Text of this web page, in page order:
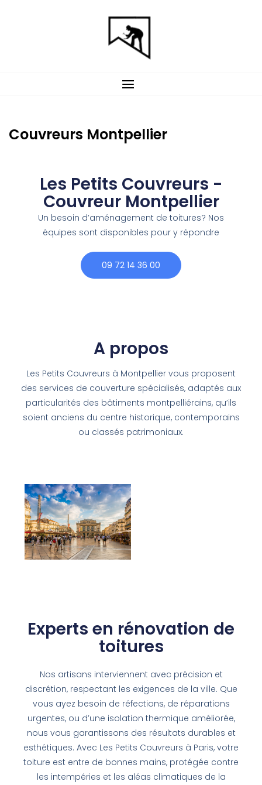
Couvreurs Montpellier
Les Petits Couvreurs -
Couvreur Montpellier
Un besoin d’aménagement de toitures? Nos
équipes sont disponibles pour y répondre
09 72 14 36 00
A propos
Les Petits Couvreurs à Montpellier vous proposent
des services de couverture spécialisés, adaptés aux
particularités des bâtiments montpelliérains, qu’ils
soient anciens du centre historique, contemporains
ou classés patrimoniaux.
Experts en rénovation de
toitures
Nos artisans interviennent avec précision et
discrétion, respectant les exigences de la ville. Que
vous ayez besoin de réfections, de réparations
urgentes, ou d’une isolation thermique améliorée,
nous vous garantissons des résultats durables et
esthétiques. Avec Les Petits Couvreurs à Paris, votre
toiture est entre de bonnes mains, protégée contre
les intempéries et les aléas climatiques de la